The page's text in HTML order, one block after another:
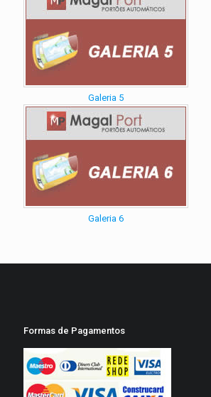
Galeria 5
Galeria 6
Formas de Pagamentos